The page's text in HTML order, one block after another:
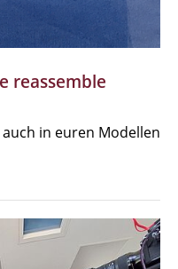
reassemble
in euren Modellen